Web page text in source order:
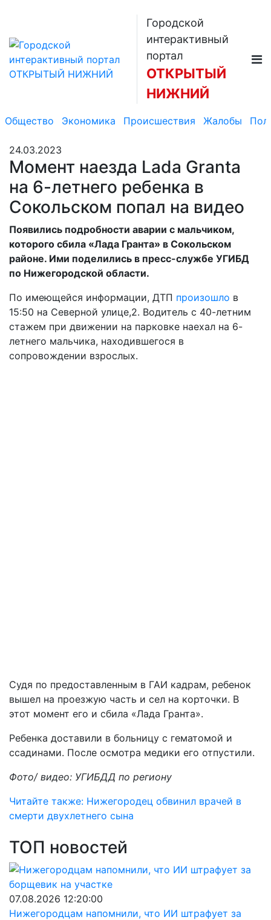
Городской
интерактивный
портал
ОТКРЫТЫЙ
НИЖНИЙ
Общество Экономика Происшествия Жалобы
24.03.2023
Момент наезда Lada Granta
на 6-летнего ребенка в
Сокольском попал на видео
Появились подробности аварии с мальчиком,
которого сбила «Лада Гранта» в Сокольском
районе. Ими поделились в пресс-службе УГИБД
по Нижегородской области.
По имеющейся информации, ДТП произошло в
15:50 на Северной улице,2. Водитель с 40-летним
стажем при движении на парковке наехал на 6-
летнего мальчика, находившегося в
сопровождении взрослых.
Судя по предоставленным в ГАИ кадрам, ребенок
вышел на проезжую часть и сел на корточки. В
этот момент его и сбила «Лада Гранта».
Ребенка доставили в больницу с гематомой и
ссадинами. После осмотра медики его отпустили.
Фото/ видео: УГИБДД по региону
Читайте также: Нижегородец обвинил врачей в
смерти двухлетнего сына
ТОП новостей
07.08.2026 12:20:00
Нижегородцам напомнили, что ИИ штрафует за